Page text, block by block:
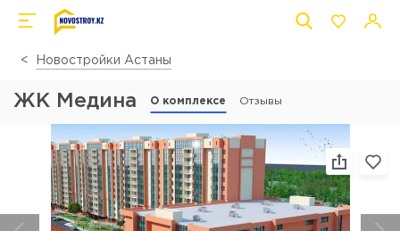
Новостройки Астаны
ЖК Медина О комплексе Отзывы